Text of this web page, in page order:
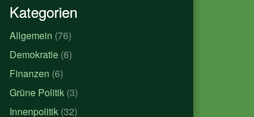
Kategorien
Allgemein (76)
Demokratie (6)
Finanzen (6)
Grüne Politik (3)
Innenpolitik (32)